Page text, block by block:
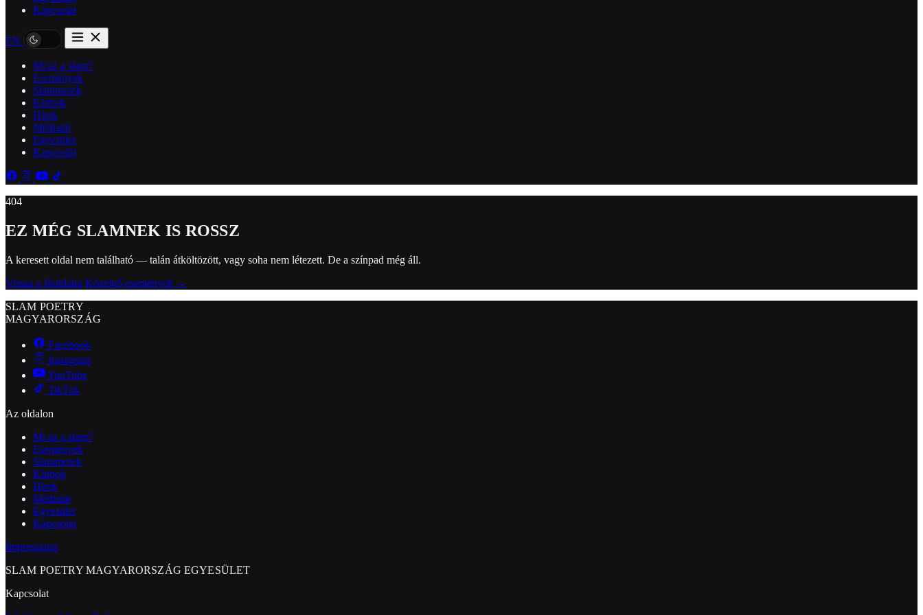
Kapcsolat
EN
Mi az a slam?
Események
Slammerek
Klubok
Hírek
Médiatár
Egyesület
Kapcsolat
404
EZ MÉG SLAMNEK IS ROSSZ
A keresett oldal nem található — talán átköltözött, vagy soha nem létezett. De a színpad még áll.
Vissza a főoldalra Közelgő események →
SLAM POETRY
MAGYARORSZÁG
Facebook
Instagram
YouTube
TikTok
Az oldalon
Mi az a slam?
Események
Slammerek
Klubok
Hírek
Médiatár
Egyesület
Kapcsolat
Impresszum
SLAM POETRY MAGYARORSZÁG EGYESÜLET
Kapcsolat